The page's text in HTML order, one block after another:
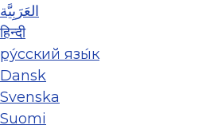
العَرَبِيَّة
हिन्दी
ру́сский язы́к
Dansk
Svenska
Suomi